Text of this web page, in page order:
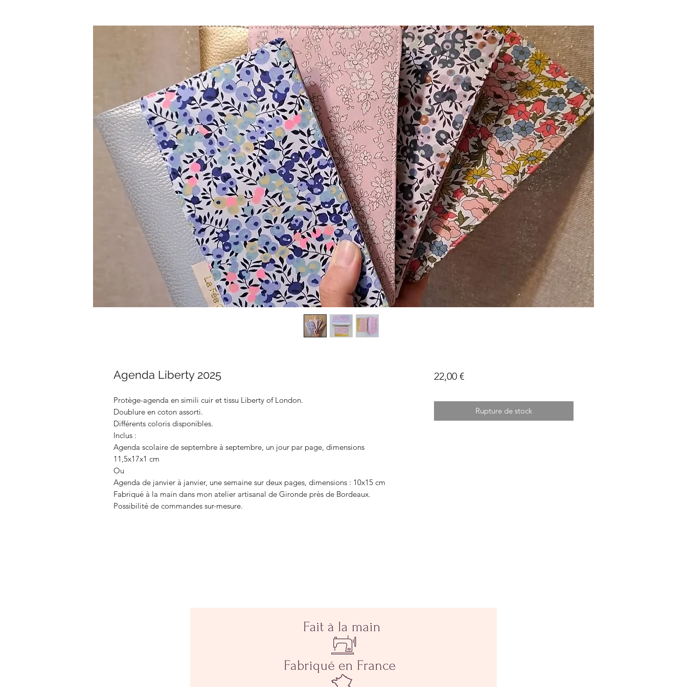
Agenda Liberty 2025
Protège-agenda en simili cuir et tissu Liberty of London.
Doublure en coton assorti.
Différents coloris disponibles.
Inclus :
Agenda scolaire de septembre à septembre, un jour par page, dimensions
11,5x17x1 cm
Ou
Agenda de janvier à janvier, une semaine sur deux pages, dimensions : 10x15 cm
Fabriqué à la main dans mon atelier artisanal de Gironde près de Bordeaux.
Possibilité de commandes sur-mesure.
22,00 €Prix
Rupture de stock